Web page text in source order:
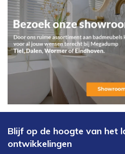
Blijf op de hoogte van het
ontwikkelingen